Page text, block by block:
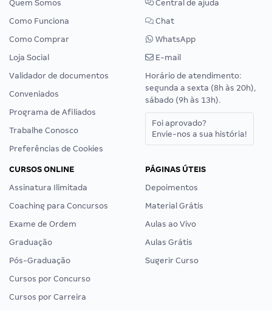
Quem Somos
Como Funciona
Como Comprar
Loja Social
Validador de documentos
Conveniados
Programa de Afiliados
Trabalhe Conosco
Preferências de Cookies
Central de ajuda
Chat
WhatsApp
E-mail
Horário de atendimento:
segunda a sexta (8h às 20h),
sábado (9h às 13h).
Foi aprovado?
Envie-nos a sua história!
CURSOS ONLINE
Assinatura Ilimitada
Coaching para Concursos
Exame de Ordem
Graduação
Pós-Graduação
Cursos por Concurso
Cursos por Carreira
PÁGINAS ÚTEIS
Depoimentos
Material Grátis
Aulas ao Vivo
Aulas Grátis
Sugerir Curso